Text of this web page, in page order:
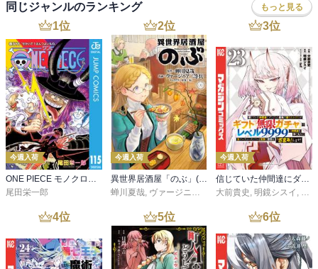
同じジャンルのランキング もっと見る
1位
今週入荷
ONE PIECE モノクロ版 115
尾田栄一郎
2位
今週入荷
異世界居酒屋「のぶ」(22)
蝉川夏哉, ヴァージニア二等兵 ,転
3位
今週入荷
信じていた仲間達にダンジョン奥地で殺されかけたがギフト『無限ガチャ』でレベル９９９９の仲間達を手に入れて元パーティーメンバーと世界に復讐＆『ざまぁ！』します！（２３）
大前貴史 , 明鏡シスイ , ｔ
4位 5位 6位